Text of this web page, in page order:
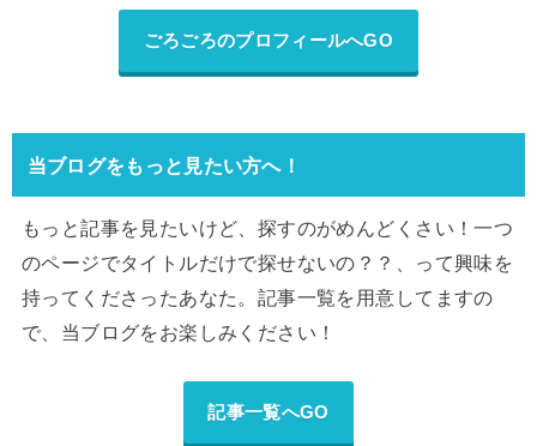
ごろごろのプロフィールへGO
当ブログをもっと見たい方へ！
もっと記事を見たいけど、探すのがめんどくさい！一つ
のページでタイトルだけで探せないの？？、って興味を
持ってくださったあなた。記事一覧を用意してますの
で、当ブログをお楽しみください！
記事一覧へGO